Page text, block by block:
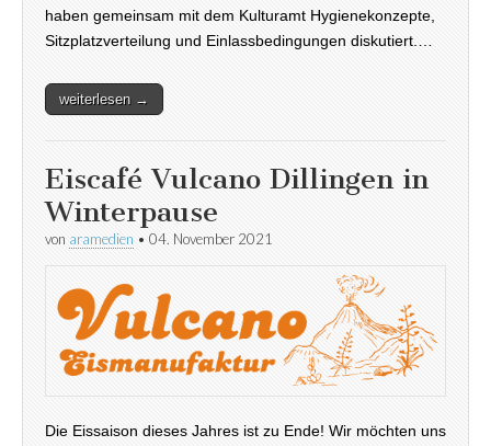
haben gemeinsam mit dem Kulturamt Hygienekonzepte,
Sitzplatzverteilung und Einlassbedingungen diskutiert.…
weiterlesen →
Eiscafé Vulcano Dillingen in
Winterpause
von aramedien • 04. November 2021
Die Eissaison dieses Jahres ist zu Ende! Wir möchten uns